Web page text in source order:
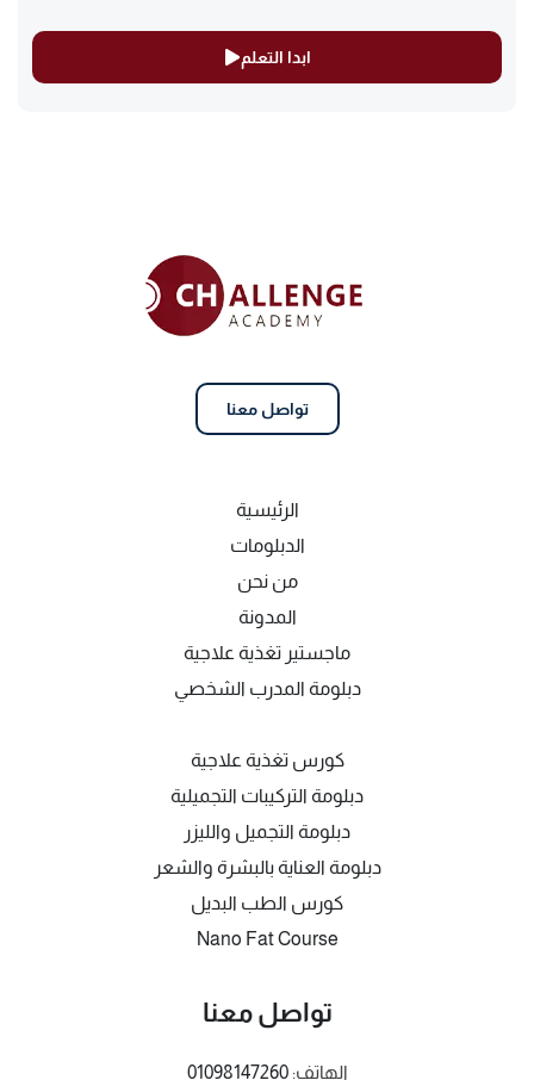
ابدا التعلم
تواصل معنا
الرئيسية
الدبلومات
من نحن
المدونة
ماجستير تغذية علاجية
دبلومة المدرب الشخصي
كورس تغذية علاجية
دبلومة التركيبات التجميلية
دبلومة التجميل والليزر
دبلومة العناية بالبشرة والشعر
كورس الطب البديل
Nano Fat Course
تواصل معنا
الهاتف:01098147260